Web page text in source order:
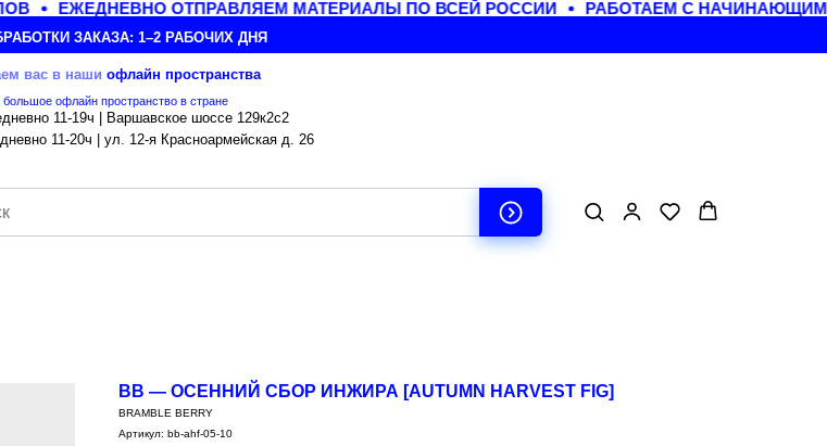
ЕЖЕДНЕВНО ОТПРАВЛЯЕМ МАТЕРИАЛЫ ПО ВСЕЙ РОССИИ РАБОТАЕМ С НАЧИНАЮЩИМИ
ЗАКАЗА: 1–2 РАБОЧИХ ДНЯ
вас в наши офлайн пространства
офлайн пространство в стране
11-19ч | Варшавское шоссе 129к2с2
11-20ч | ул. 12-я Красноармейская д. 26
BB — ОСЕННИЙ СБОР ИНЖИРА [AUTUMN HARVEST FIG]
BRAMBLE BERRY
Артикул: bb-ahf-05-10